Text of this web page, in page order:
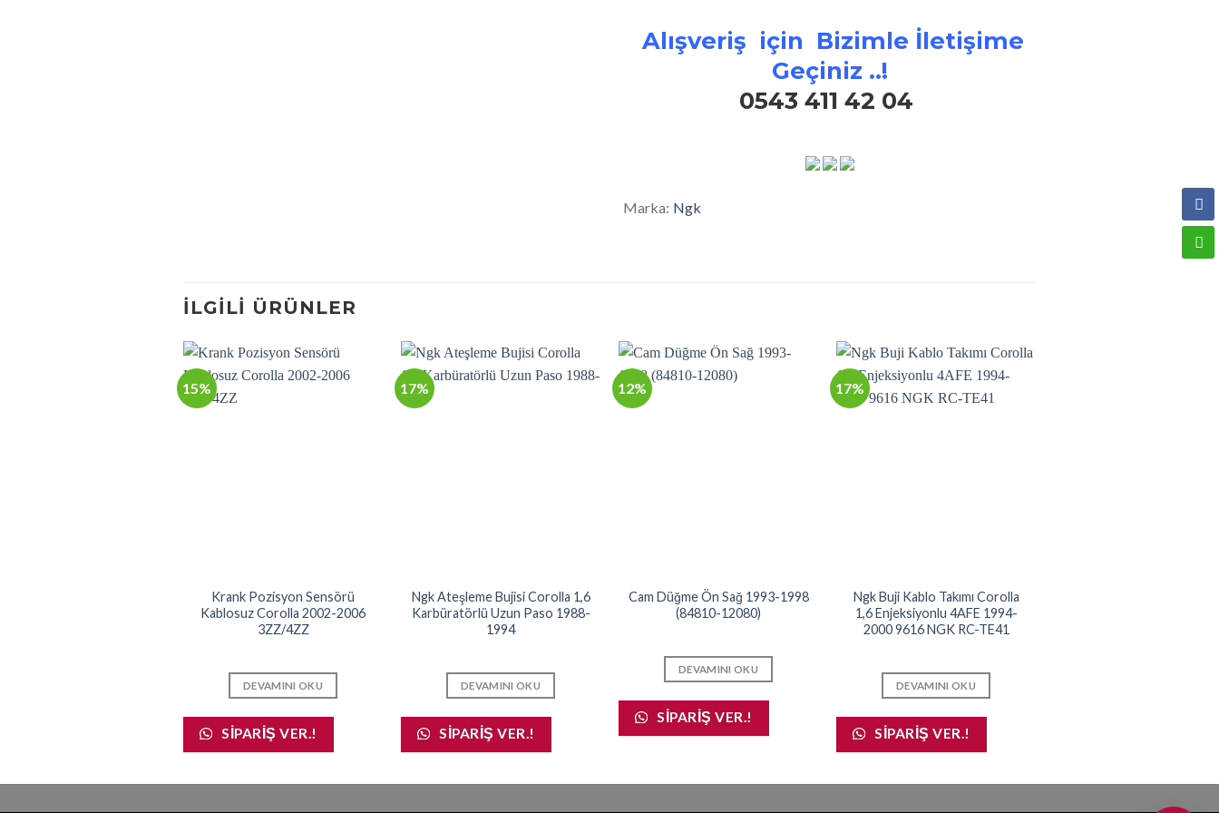
Alışveriş için Bizimle İletişime
Geçiniz ..!
0543 411 42 04
Marka: Ngk
İLGILI ÜRÜNLER
15%
Krank Pozisyon Sensörü
Kablosuz Corolla 2002-2006
3ZZ/4ZZ
DEVAMINI OKU
SIPARIŞ VER.!
17%
Ngk Ateşleme Bujisi Corolla 1,6
Karbüratörlü Uzun Paso 1988-
1994
DEVAMINI OKU
SIPARIŞ VER.!
12%
Cam Düğme Ön Sağ 1993-1998
(84810-12080)
DEVAMINI OKU
SIPARIŞ VER.!
17%
Ngk Buji Kablo Takımı Corolla
1,6 Enjeksiyonlu 4AFE 1994-
2000 9616 NGK RC-TE41
DEVAMINI OKU
SIPARIŞ VER.!